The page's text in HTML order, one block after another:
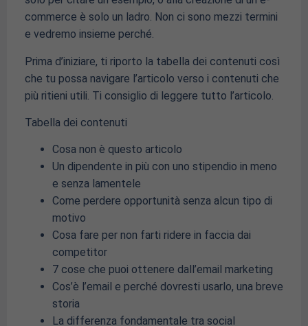
commerce è solo un ladro. Non ci sono mezzi termini
e vedremo insieme perché.
Prima d’iniziare, ti riporto la tabella dei contenuti così
che tu possa navigare l’articolo verso i contenuti che
più ritieni utili. Ti consiglio di leggere tutto l’articolo.
Tabella dei contenuti
Cosa non è questo articolo
Un dipendente in più con uno stipendio in meno
e senza lamentele
Come perdere opportunità senza alcun tipo di
motivo
Cosa fare per non farti ridere in faccia dai
competitor
7 cose che puoi ottenere dall’email marketing
Cos’è l’email e perché dovresti usarlo, una breve
storia
La differenza fondamentale tra social